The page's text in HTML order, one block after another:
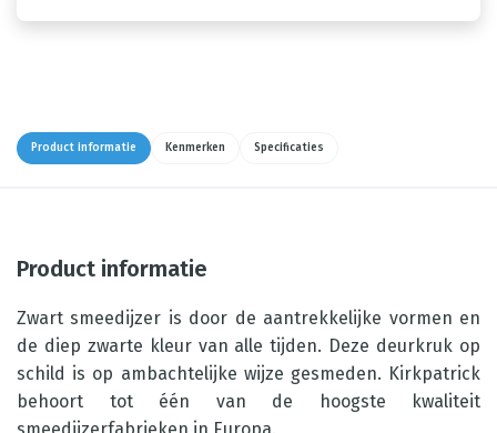
Product informatie Kenmerken Specificaties
Product informatie
Zwart smeedijzer is door de aantrekkelijke vormen en
de diep zwarte kleur van alle tijden. Deze deurkruk op
schild is op ambachtelijke wijze gesmeden. Kirkpatrick
behoort tot één van de hoogste kwaliteit